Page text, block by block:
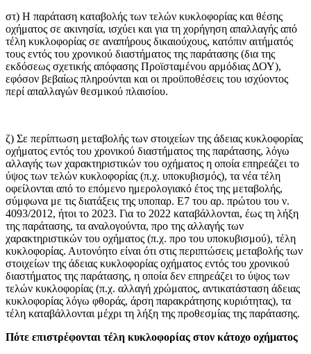
στ) Η παράταση καταβολής των τελών κυκλοφορίας και θέσης
οχήματος σε ακινησία, ισχύει και για τη χορήγηση απαλλαγής από
τέλη κυκλοφορίας σε αναπήρους δικαιούχους, κατόπιν αιτήματός
τους εντός του χρονικού διαστήματος της παράτασης (δια της
εκδόσεως σχετικής απόφασης Προϊσταμένου αρμόδιας ΔΟΥ),
εφόσον βεβαίως πληρούνται και οι προϋποθέσεις του ισχύοντος
περί απαλλαγών θεσμικού πλαισίου.
ζ) Σε περίπτωση μεταβολής των στοιχείων της άδειας κυκλοφορίας
οχήματος εντός του χρονικού διαστήματος της παράτασης, λόγω
αλλαγής των χαρακτηριστικών του οχήματος η οποία επηρεάζει το
ύψος των τελών κυκλοφορίας (π.χ. υποκυβισμός), τα νέα τέλη
οφείλονται από το επόμενο ημερολογιακό έτος της μεταβολής,
σύμφωνα με τις διατάξεις της υποπαρ. Ε7 του αρ. πρώτου του ν.
4093/2012, ήτοι το 2023. Για το 2022 καταβάλλονται, έως τη λήξη
της παράτασης, τα αναλογούντα, προ της αλλαγής των
χαρακτηριστικών του οχήματος (π.χ. προ του υποκυβισμού), τέλη
κυκλοφορίας. Αυτονόητο είναι ότι στις περιπτώσεις μεταβολής των
στοιχείων της άδειας κυκλοφορίας οχήματος εντός του χρονικού
διαστήματος της παράτασης, η οποία δεν επηρεάζει το ύψος των
τελών κυκλοφορίας (π.χ. αλλαγή χρώματος, αντικατάσταση άδειας
κυκλοφορίας λόγω φθοράς, άρση παρακράτησης κυριότητας), τα
τέλη καταβάλλονται μέχρι τη λήξη της προθεσμίας της παράτασης.
Πότε επιστρέφονται τέλη κυκλοφορίας στον κάτοχο οχήματος